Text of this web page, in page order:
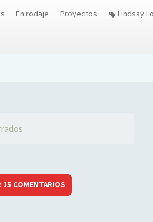
En rodaje Proyectos Lindsay
15 COMENTARIOS